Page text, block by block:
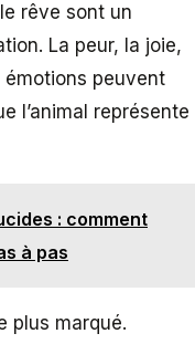
rêve sont un
La peur, la joie,
peuvent
l’animal représente
: comment
à pas
plus marqué.